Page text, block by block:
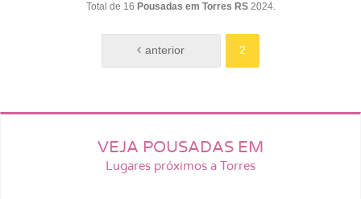
Total de 16 Pousadas em Torres RS2024.
2
VEJA POUSADAS EM
Lugares próximos a Torres